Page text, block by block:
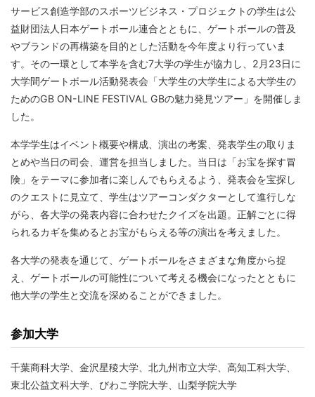
サービス創造学部のスポーツビジネス・プロジェクトの学生は公
益財団法人日本ゲートボール連合とともに、ゲートボールの普及
やブランドの再構築を目的とした活動を今年度より行っていま
す。その一環として本学を含む7大学の学生が協力し、2月23日に
大学間ゲートボール活動発表会「大学生の大学生による大学生の
ためのGB ON-LINE FESTIVAL GBの魅力発見ツアー」を開催しま
した。
本学学生はイベント概要や構成、演出の考案、発表学生の取りま
とめや当日の司会、運営を担当しました。当日は「お宝を探す冒
険」をテーマに参加者に楽しんでもらえるよう、発表会を宝探し
のクエストに見立て、学生はツアーコンダクターとして進行しな
がら、各大学の発表内容に合わせたクイズを出題。正解ごとに得
られるカギを集めるとお宝がもらえる等の演出を考えました。
各大学の発表を通じて、ゲートボールをさまざまな角度から捉
え、ゲートボールの可能性について考える機会になったとともに
他大学の学生と交流を深めることができました。
参加大学
千葉商科大学、金沢星稜大学、北九州市立大学、高知工科大学、
東北公益文科大学、びわこ学院大学、山梨学院大学